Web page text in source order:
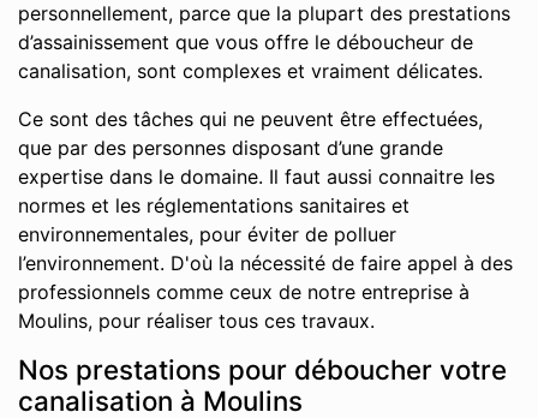
personnellement, parce que la plupart des prestations
d’assainissement que vous offre le déboucheur de
canalisation, sont complexes et vraiment délicates.
Ce sont des tâches qui ne peuvent être effectuées,
que par des personnes disposant d’une grande
expertise dans le domaine. Il faut aussi connaitre les
normes et les réglementations sanitaires et
environnementales, pour éviter de polluer
l’environnement. D'où la nécessité de faire appel à des
professionnels comme ceux de notre entreprise à
Moulins, pour réaliser tous ces travaux.
Nos prestations pour déboucher votre
canalisation à Moulins